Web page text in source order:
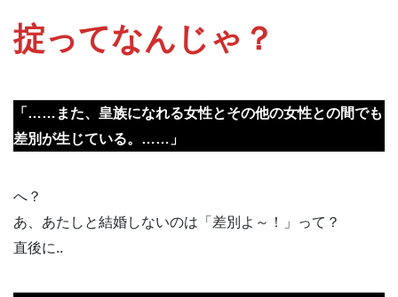
掟ってなんじゃ？
「……また、皇族になれる女性とその他の女性との間でも
差別が生じている。……」
へ？
あ、あたしと結婚しないのは「差別よ～！」って？
直後に..